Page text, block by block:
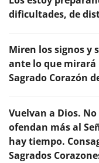
dificultades, de
Miren los signos y
ante lo que mirará
Sagrado Corazón
Vuelvan a Dios.
ofendan más al
hay tiempo.
Sagrados